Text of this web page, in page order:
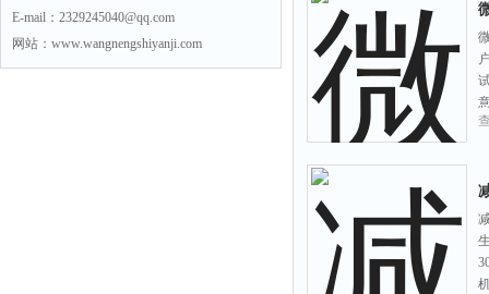
E-mail：2329245040@qq.com
网站：www.wangnengshiyanji.com